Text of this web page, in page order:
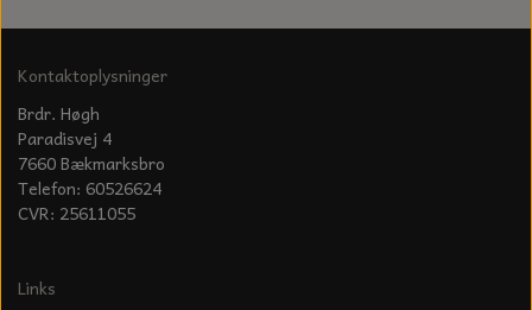
Kontaktoplysninger
Brdr. Høgh
Paradisvej 4
7660 Bækmarksbro
Telefon: 60526624
CVR: 25611055
Links